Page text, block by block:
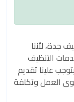
جدة، لأننا
التنظيف
علينا تقديم
العمل وتكلفة